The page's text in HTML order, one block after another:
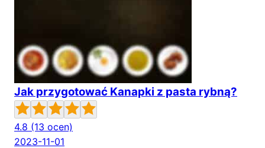
Jak przygotować Kanapki z pasta rybną?
4.8 (13 ocen)
2023-11-01